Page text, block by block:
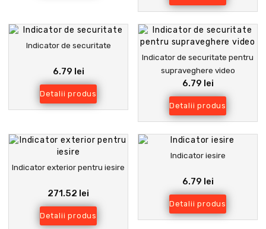
Indicator de securitate
6.79 lei
Detalii produs
Indicator de securitate pentru
supraveghere video
6.79 lei
Detalii produs
Indicator exterior pentru iesire
271.52 lei
Detalii produs
Indicator iesire
6.79 lei
Detalii produs